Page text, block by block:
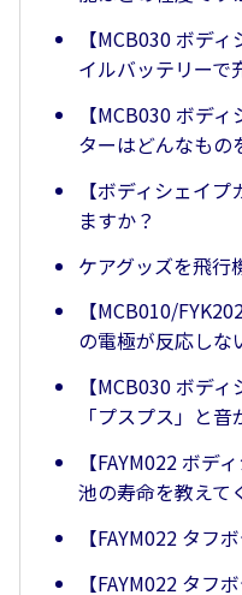
【MCB030 ボデ
イルバッテリーで
【MCB030 ボデ
ターはどんなもの
【ボディシェイ
ますか？
ケアグッズを飛行
【MCB010/
の電極が反応しな
【MCB030 ボデ
「プスプス」と音
【FAYM022 ボデ
池の寿命を教えて
【FAYM022 タフ
【FAYM022 タフ